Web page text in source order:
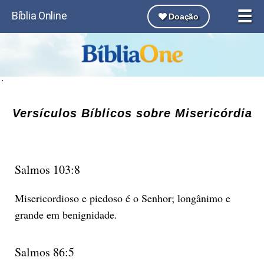
☰
Bíblia Online Doação
´
Versículos Bíblicos sobre Misericórdia
Salmos 103:8
Misericordioso e piedoso é o Senhor; longânimo e
grande em benignidade.
Salmos 86:5